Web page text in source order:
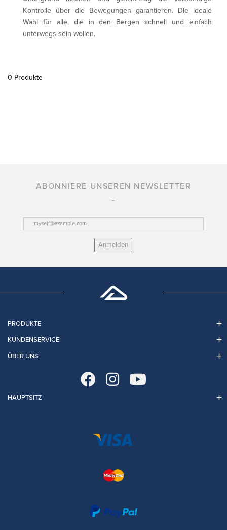
Kontrolle über die Bewegungen garantieren. Die ideale
Wahl für alle, die in den Bergen schnell und einfach
unterwegs sein wollen.
0 Produkte
ABONNIERE UNSEREN NEWSLETTER
Anmelden
PRODUKTE
KUNDENSERVICE
ÜBER UNS
HAUPTSITZ